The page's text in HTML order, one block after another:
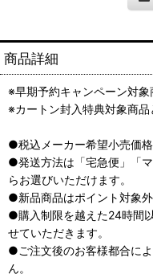
商品詳細
※早期予約キャンペーン対象
※カートン封入特典対象商品
●税込メーカー希望小売価格
●発送方法は「宅急便」「
らお選びいただけます。
●新品商品はポイント対象外
●購入制限を越えた24時間
せていただきます。
●ご注文後のお客様都合に
ん。